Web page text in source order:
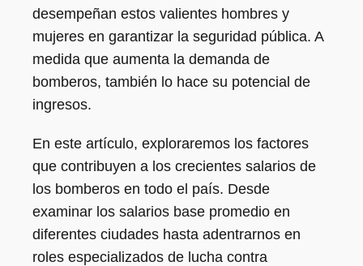
desempeñan estos valientes hombres y
mujeres en garantizar la seguridad pública. A
medida que aumenta la demanda de
bomberos, también lo hace su potencial de
ingresos.
En este artículo, exploraremos los factores
que contribuyen a los crecientes salarios de
los bomberos en todo el país. Desde
examinar los salarios base promedio en
diferentes ciudades hasta adentrarnos en
roles especializados de lucha contra